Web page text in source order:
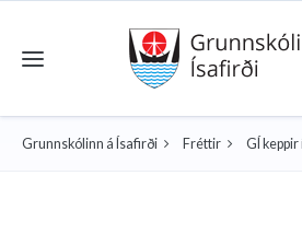
Toggle navigation
Grunnskólinn á Ísafirði Fréttir GÍ